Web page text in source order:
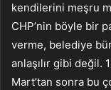
kendilerini meşru
CHP’nin böyle bir
verme, belediye
anlaşılır gibi değil.
Mart’tan sonra bu